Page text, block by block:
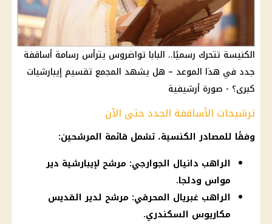
الكنيسة تتحرك رسميًا.. البابا تواضروس يترأس رسامة أساقفة
جدد في هذا الموعد – هل يشهد المجمع تقسيم إيبارشيات
كبرى؟ - صورة أرشيفية
ترشيحات الأساقفة الجدد حتى الآن
وفقًا للمصادر الكنسية، تشمل قائمة المرشحين:
الراهب دانيال الجوارجي: مرشح لإيبارشية دير
مواس ودلجا.
الراهب غبريال المحرقي: مرشح لدير القديس
مكاريوس السكندري.